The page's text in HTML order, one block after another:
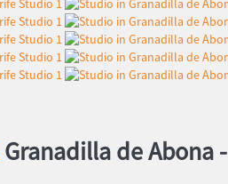
Granadilla de Abona -